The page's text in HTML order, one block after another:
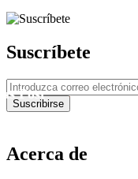
Post
Suscríbete
Acerca de